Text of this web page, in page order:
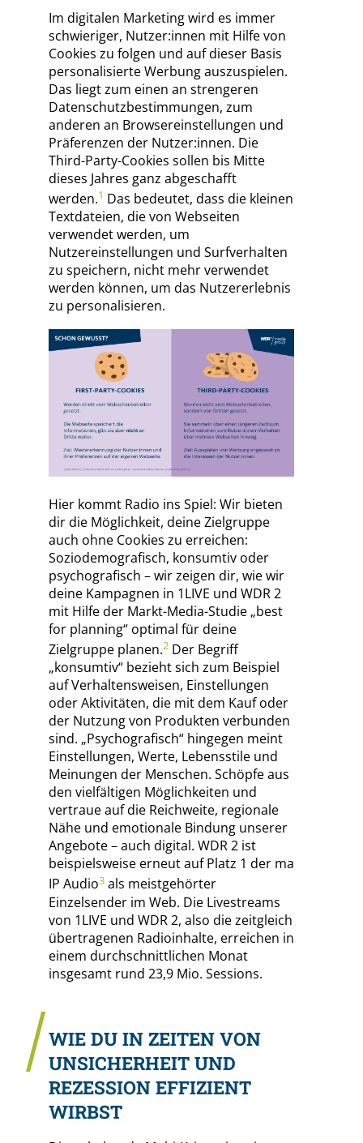
Im digitalen Marketing wird es immer
schwieriger, Nutzer:innen mit Hilfe von
Cookies zu folgen und auf dieser Basis
personalisierte Werbung auszuspielen.
Das liegt zum einen an strengeren
Datenschutzbestimmungen, zum
anderen an Browsereinstellungen und
Präferenzen der Nutzer:innen. Die
Third-Party-Cookies sollen bis Mitte
dieses Jahres ganz abgeschafft
werden.1 Das bedeutet, dass die kleinen
Textdateien, die von Webseiten
verwendet werden, um
Nutzereinstellungen und Surfverhalten
zu speichern, nicht mehr verwendet
werden können, um das Nutzererlebnis
zu personalisieren.
Hier kommt Radio ins Spiel: Wir bieten
dir die Möglichkeit, deine Zielgruppe
auch ohne Cookies zu erreichen:
Soziodemografisch, konsumtiv oder
psychografisch – wir zeigen dir, wie wir
deine Kampagnen in 1LIVE und WDR 2
mit Hilfe der Markt-Media-Studie „best
for planning“ optimal für deine
Zielgruppe planen.2Der Begriff
„konsumtiv“ bezieht sich zum Beispiel
auf Verhaltensweisen, Einstellungen
oder Aktivitäten, die mit dem Kauf oder
der Nutzung von Produkten verbunden
sind. „Psychografisch“ hingegen meint
Einstellungen, Werte, Lebensstile und
Meinungen der Menschen. Schöpfe aus
den vielfältigen Möglichkeiten und
vertraue auf die Reichweite, regionale
Nähe und emotionale Bindung unserer
Angebote – auch digital. WDR 2 ist
beispielsweise erneut auf Platz 1 der ma
IP Audio3als meistgehörter
Einzelsender im Web. Die Livestreams
von 1LIVE und WDR 2, also die zeitgleich
übertragenen Radioinhalte, erreichen in
einem durchschnittlichen Monat
insgesamt rund 23,9 Mio. Sessions.
WIE DU IN ZEITEN VON
UNSICHERHEIT UND
REZESSION EFFIZIENT
WIRBST